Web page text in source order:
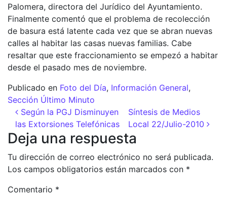
Palomera, directora del Jurídico del Ayuntamiento.
Finalmente comentó que el problema de recolección
de basura está latente cada vez que se abran nuevas
calles al habitar las casas nuevas familias. Cabe
resaltar que este fraccionamiento se empezó a habitar
desde el pasado mes de noviembre.
Publicado en Foto del Día, Información General,
Sección Último Minuto
Navegación de entradas
Según la PGJ Disminuyen
las Extorsiones Telefónicas
Síntesis de Medios
Local 22/Julio-2010
Deja una respuesta
Tu dirección de correo electrónico no será publicada.
Los campos obligatorios están marcados con *
Comentario *